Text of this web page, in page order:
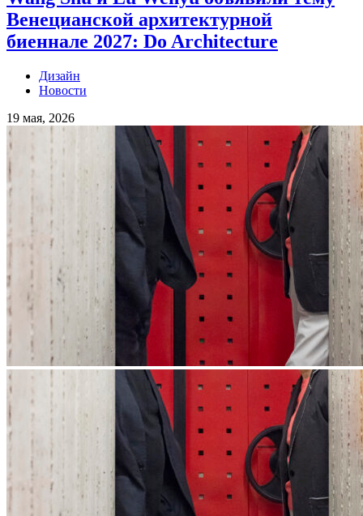
Венецианской архитектурной
биеннале 2027: Do Architecture
Дизайн
Новости
19 мая, 2026